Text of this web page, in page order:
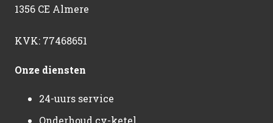
1356 CE Almere
KVK: 77468651
Onze diensten
24-uurs service